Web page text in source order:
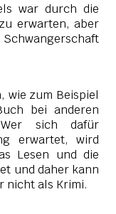
war durch die
erwarten, aber
wie zum Beispiel
bei anderen
sich dafür
erwartet, wird
Lesen und die
und daher kann
nicht als Krimi.